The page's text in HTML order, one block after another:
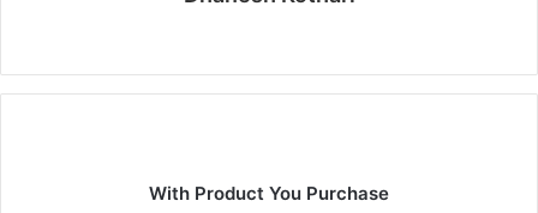
With Product You Purchase